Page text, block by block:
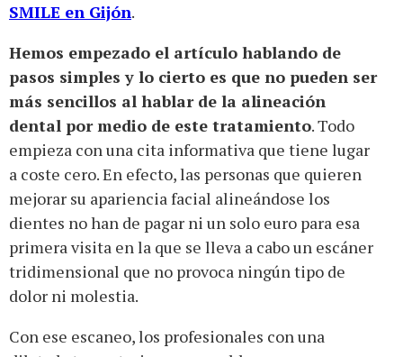
SMILE en Gijón.
Hemos empezado el artículo hablando de
pasos simples y lo cierto es que no pueden ser
más sencillos al hablar de la alineación
dental por medio de este tratamiento. Todo
empieza con una cita informativa que tiene lugar
a coste cero. En efecto, las personas que quieren
mejorar su apariencia facial alineándose los
dientes no han de pagar ni un solo euro para esa
primera visita en la que se lleva a cabo un escáner
tridimensional que no provoca ningún tipo de
dolor ni molestia.
Con ese escaneo, los profesionales con una